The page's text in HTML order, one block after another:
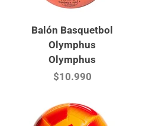
Balón Basquetbol
Olymphus
Olymphus
$10.990